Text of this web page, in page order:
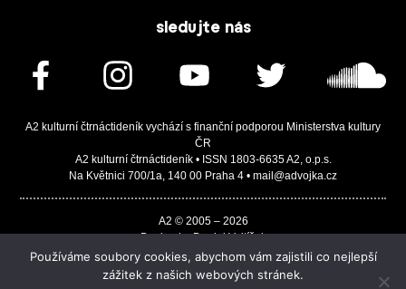
sledujte nás
A2 kulturní čtrnáctideník vychází s finanční podporou Ministerstva kultury
ČR
A2 kulturní čtrnáctideník • ISSN 1803-6635 A2, o.p.s.
Na Květnici 700/1a, 140 00 Praha 4 • mail@advojka.cz
A2 © 2005 – 2026
Design by Daniel Vojtíšek
Built by JASA-IT & ChSoft
Používáme soubory cookies, abychom vám zajistili co nejlepší
zážitek z našich webových stránek.